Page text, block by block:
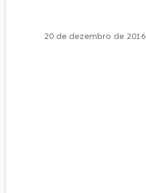
20 de dezembro de 2016